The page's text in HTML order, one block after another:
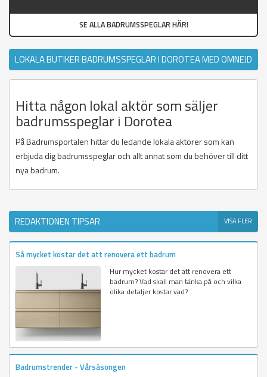
SE ALLA BADRUMSSPEGLAR HÄR!
LOKALA BUTIKER BADRUMSSPEGLAR I DOROTEA MED OMNEJD
Hitta någon lokal aktör som säljer
badrumsspeglar i Dorotea
På Badrumsportalen hittar du ledande lokala aktörer som kan
erbjuda dig badrumsspeglar och allt annat som du behöver till ditt
nya badrum.
REDAKTIONEN TIPSAR VISA FLER
Så mycket kostar det att renovera ett badrum
Hur mycket kostar det att renovera ett
badrum? Vad skall man tänka på och vilka
olika detaljer kostar vad?
Badrumstrender - Vårsäsongen